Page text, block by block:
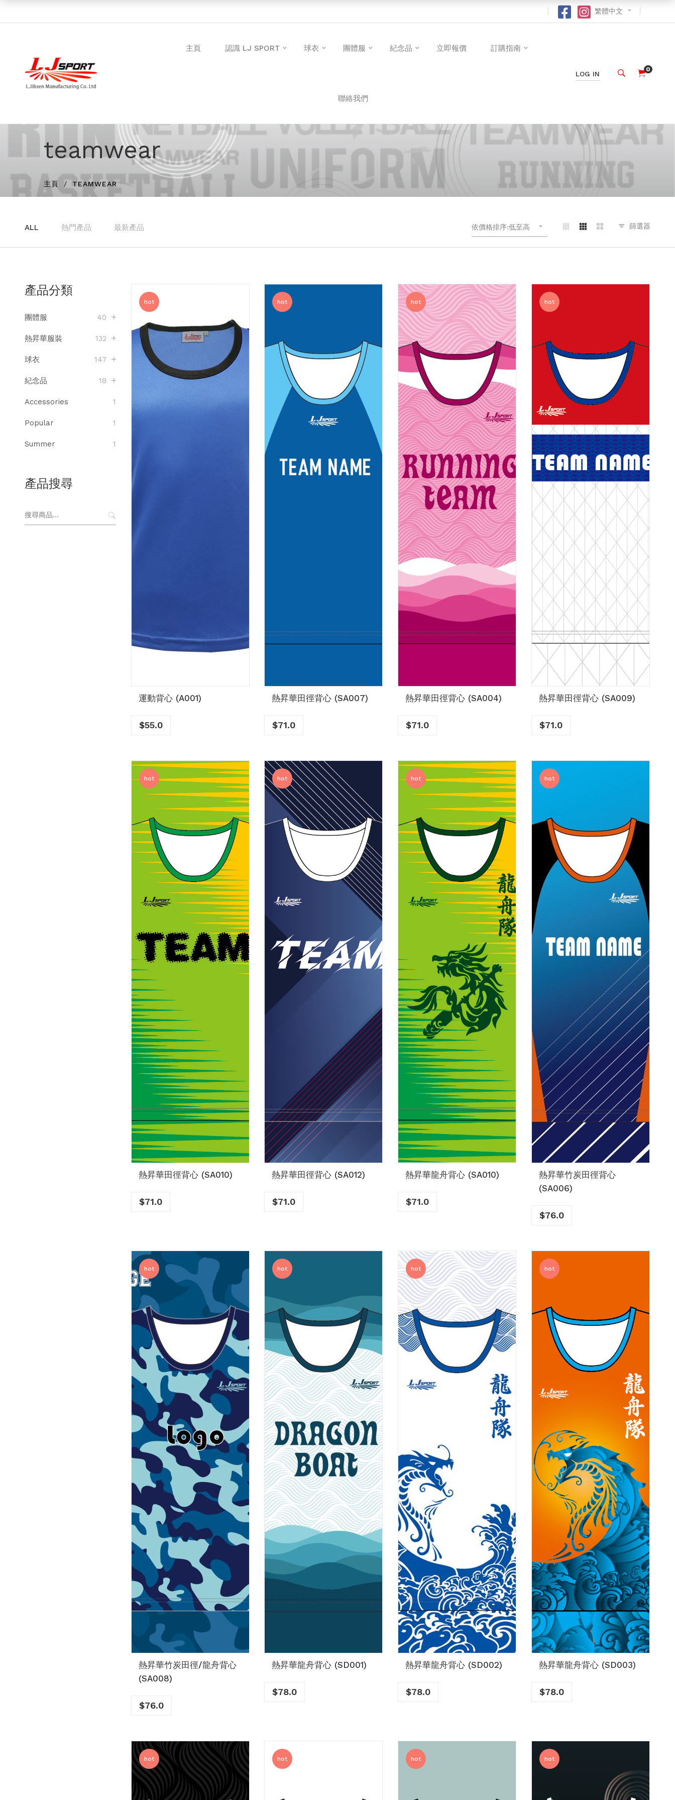
繁體中文
主頁 認識 LJ SPORT 球衣 團體服 紀念品 立即報價 訂購指南
聯絡我們
LOG IN
0
teamwear
主頁 TEAMWEAR
ALL 熱門產品 最新產品 依價格排序:低至高 篩選器
hot
運動背心 (A001)
$55.0
hot
熱昇華田徑背心 (SA007)
$71.0
hot
熱昇華田徑背心 (SA004)
$71.0
hot
熱昇華田徑背心 (SA009)
$71.0
hot
熱昇華田徑背心 (SA010)
$71.0
hot
熱昇華田徑背心 (SA012)
$71.0
hot
熱昇華龍舟背心 (SA010)
$71.0
hot
熱昇華竹炭田徑背心
(SA006)
$76.0
hot
熱昇華竹炭田徑/龍舟背心
(SA008)
$76.0
hot
熱昇華龍舟背心 (SD001)
$78.0
hot
熱昇華龍舟背心 (SD002)
$78.0
hot
熱昇華龍舟背心 (SD003)
$78.0
hot hot hot hot
產品分類
團體服 40
熱昇華服裝 132
球衣 147
紀念品 18
Accessories 1
Popular 1
Summer 1
產品搜尋
搜
尋